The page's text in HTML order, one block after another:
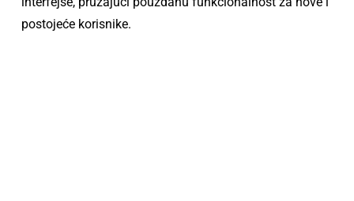
postojeće korisnike.